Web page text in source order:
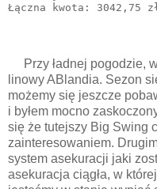
Łączna kwota: 3042,75
Przy ładnej pogodzie,
linowy ABlandia. Sezon
możemy się jeszcze
i byłem mocno
się że tutejszy Big Swing
zainteresowaniem.
system asekuracji jaki
asekuracja ciągła, w